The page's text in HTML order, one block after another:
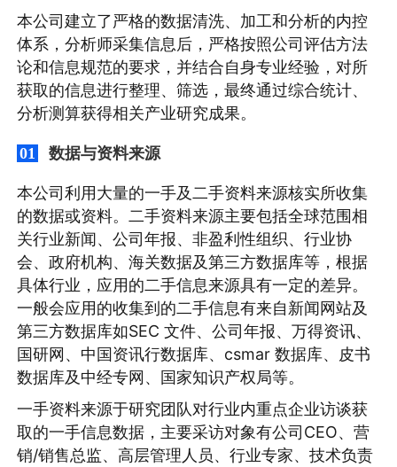
本公司建立了严格的数据清洗、加工和分析的内控
体系，分析师采集信息后，严格按照公司评估方法
论和信息规范的要求，并结合自身专业经验，对所
获取的信息进行整理、筛选，最终通过综合统计、
分析测算获得相关产业研究成果。
01 数据与资料来源
本公司利用大量的一手及二手资料来源核实所收集
的数据或资料。二手资料来源主要包括全球范围相
关行业新闻、公司年报、非盈利性组织、行业协
会、政府机构、海关数据及第三方数据库等，根据
具体行业，应用的二手信息来源具有一定的差异。
一般会应用的收集到的二手信息有来自新闻网站及
第三方数据库如SEC 文件、公司年报、万得资讯、
国研网、中国资讯行数据库、csmar 数据库、皮书
数据库及中经专网、国家知识产权局等。
一手资料来源于研究团队对行业内重点企业访谈获
取的一手信息数据，主要采访对象有公司CEO、营
销/销售总监、高层管理人员、行业专家、技术负责